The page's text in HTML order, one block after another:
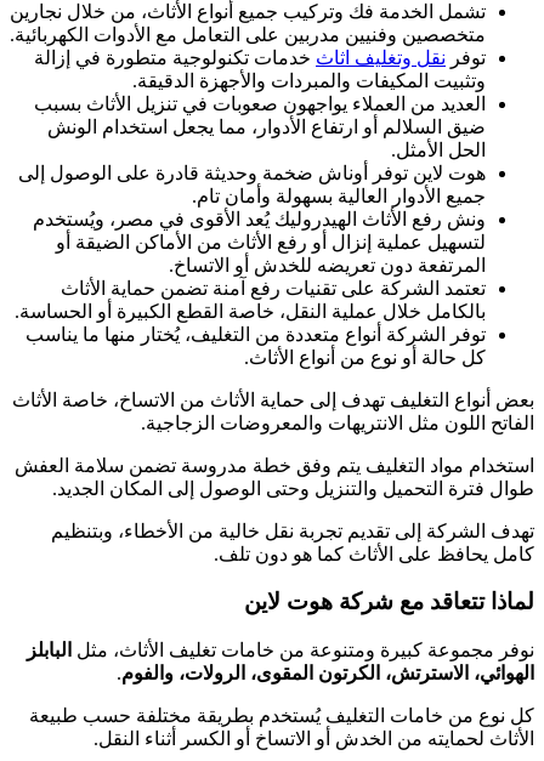
تشمل الخدمة فك وتركيب جميع أنواع الأثاث، من خلال نجارين
متخصصين وفنيين مدربين على التعامل مع الأدوات الكهربائية.
توفر نقل وتغليف اثاث خدمات تكنولوجية متطورة في إزالة
وتثبيت المكيفات والمبردات والأجهزة الدقيقة.
العديد من العملاء يواجهون صعوبات في تنزيل الأثاث بسبب
ضيق السلالم أو ارتفاع الأدوار، مما يجعل استخدام الونش
الحل الأمثل.
هوت لاين توفر أوناش ضخمة وحديثة قادرة على الوصول إلى
جميع الأدوار العالية بسهولة وأمان تام.
ونش رفع الأثاث الهيدروليك يُعد الأقوى في مصر، ويُستخدم
لتسهيل عملية إنزال أو رفع الأثاث من الأماكن الضيقة أو
المرتفعة دون تعريضه للخدش أو الاتساخ.
تعتمد الشركة على تقنيات رفع آمنة تضمن حماية الأثاث
بالكامل خلال عملية النقل، خاصة القطع الكبيرة أو الحساسة.
توفر الشركة أنواع متعددة من التغليف، يُختار منها ما يناسب
كل حالة أو نوع من أنواع الأثاث.
بعض أنواع التغليف تهدف إلى حماية الأثاث من الاتساخ، خاصة الأثاث
الفاتح اللون مثل الانتريهات والمعروضات الزجاجية.
استخدام مواد التغليف يتم وفق خطة مدروسة تضمن سلامة العفش
طوال فترة التحميل والتنزيل وحتى الوصول إلى المكان الجديد.
تهدف الشركة إلى تقديم تجربة نقل خالية من الأخطاء، وبتنظيم
كامل يحافظ على الأثاث كما هو دون تلف.
لماذا تتعاقد مع شركة هوت لاين
نوفر مجموعة كبيرة ومتنوعة من خامات تغليف الأثاث، مثل البابلز
الهوائي، الاسترتش، الكرتون المقوى، الرولات، والفوم.
كل نوع من خامات التغليف يُستخدم بطريقة مختلفة حسب طبيعة
الأثاث لحمايته من الخدش أو الاتساخ أو الكسر أثناء النقل.